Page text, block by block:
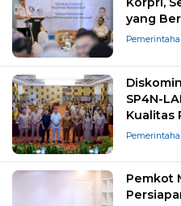
yang
SP4N-
Kualitas
Pemkot